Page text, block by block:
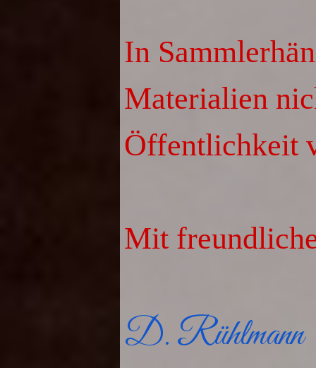
In
Materialien
Öffentlichkeit
Mit
D. Rühlmann